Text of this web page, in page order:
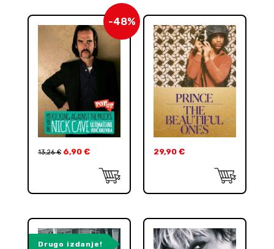
-48%
13,26€ 6,90 € 29,90 €
Drugo izdanje!